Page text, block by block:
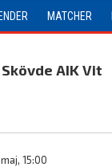
MATCHER
Skövde AIK Vit
15:00